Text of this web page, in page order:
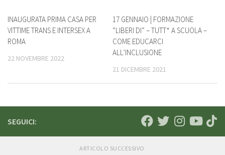
INAUGURATA PRIMA CASA PER
VITTIME TRANS E INTERSEX A
ROMA
22 NOVEMBRE 2022
17 GENNAIO | FORMAZIONE
“LIBERI DI” – TUTT* A SCUOLA –
COME EDUCARCI
ALL’INCLUSIONE
21 DICEMBRE 2021
SEGUICI:
ARTICOLO SUCCESSIVO